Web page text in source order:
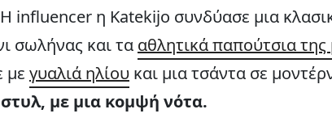
influencer η Katekijo συνδύασε μια
σωλήνας και τα αθλητικά παπούτσια
με γυαλιά ηλίου και μια τσάντα σε
με μια κομψή νότα.